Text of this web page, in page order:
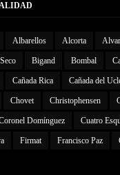
Albarellos Alcorta
Bigand Bombal
Cañada Rica Cañada del
Chovet Christophensen
Domínguez Cuatro
Firmat Francisco Paz